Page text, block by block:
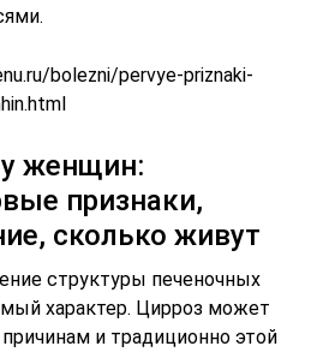
bolezni/pervye-priznaki-
женщин:
признаки,
сколько живут
структуры печеночных
характер. Цирроз может
и традиционно этой